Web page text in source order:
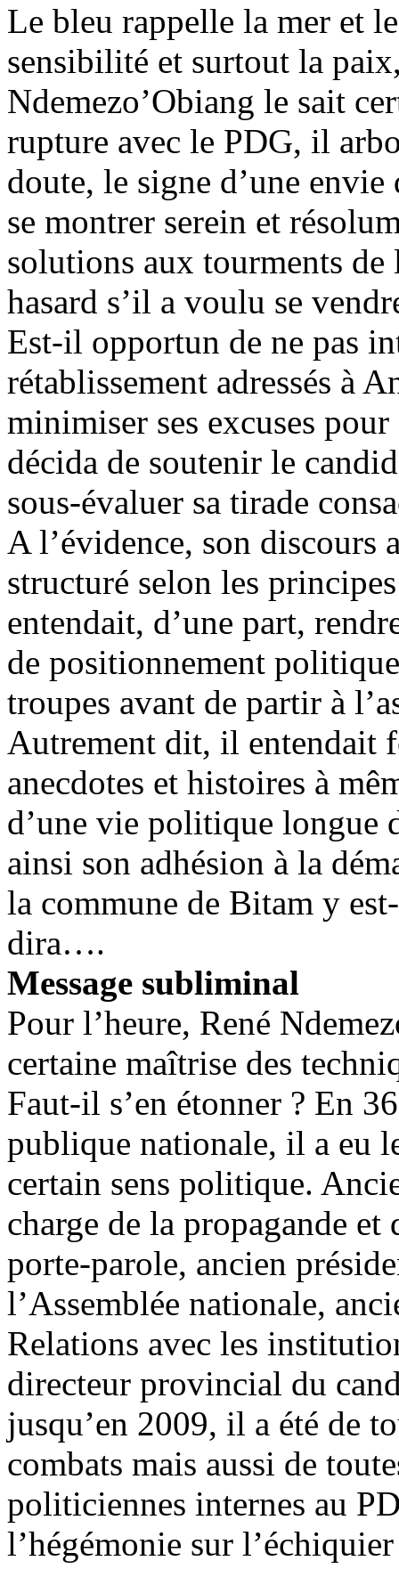
Le bleu rappelle la mer et
sensibilité et surtout la
Ndemezo’Obiang le sait
rupture avec le PDG, il
doute, le signe d’une
se montrer serein et
solutions aux tourments de
hasard s’il a voulu se
Est-il opportun de ne pas
rétablissement adressés à
minimiser ses excuses
décida de soutenir le
sous-évaluer sa tirade
A l’évidence, son discours
structuré selon les
entendait, d’une part,
de positionnement
troupes avant de partir à
Autrement dit, il entendait
anecdotes et histoires à
d’une vie politique longue
ainsi son adhésion à la
la commune de Bitam y
dira….
Message subliminal
Pour l’heure, René
certaine maîtrise des
Faut-il s’en étonner ? En
publique nationale, il a eu
certain sens politique.
charge de la propagande
porte-parole, ancien
l’Assemblée nationale,
Relations avec les
directeur provincial du
jusqu’en 2009, il a été de
combats mais aussi de
politiciennes internes au
l’hégémonie sur